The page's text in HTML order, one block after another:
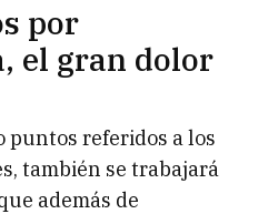
por
el gran dolor
puntos referidos a los
también se trabajará
además de